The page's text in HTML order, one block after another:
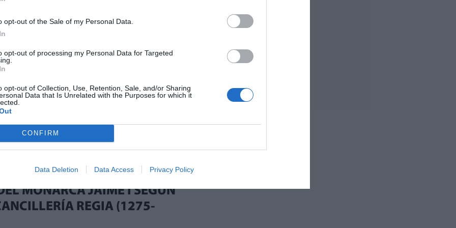
opt-out of the Sale of my Personal Data.
opt-out of processing my Personal Data for Targeted
opt-out of Collection, Use, Retention, Sale, and/or Sharing
Data that Is Unrelated with the Purposes for which it
CONFIRM
Data Deletion Data Access Privacy Policy
de Número de la RACV. Drª en
el rey Jaime I el Conquistador que
este estudio presenta una parte de ella
en parte de la Iconografía que se le
por ser el primer Reino de su conquista,
infancia y Poblet lugar de su sepultura. Se
la iconografía que posee Madrid en los
Real y en el Museo del Prado.
Monarca. Monumentos
MONARCA JAIME I SEGÚN
REGIA (1275-